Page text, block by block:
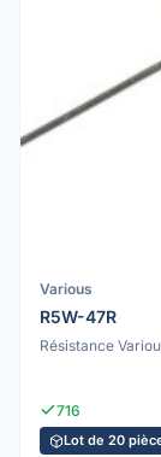
Various
R5W-47R
Résistance
716
Lot de 20